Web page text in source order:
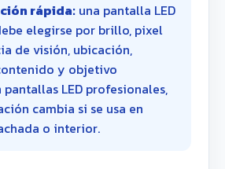
rápida: una pantalla LED
elegirse por brillo, pixel
de visión, ubicación,
y objetivo
pantallas LED profesionales,
cambia si se usa en
o interior.